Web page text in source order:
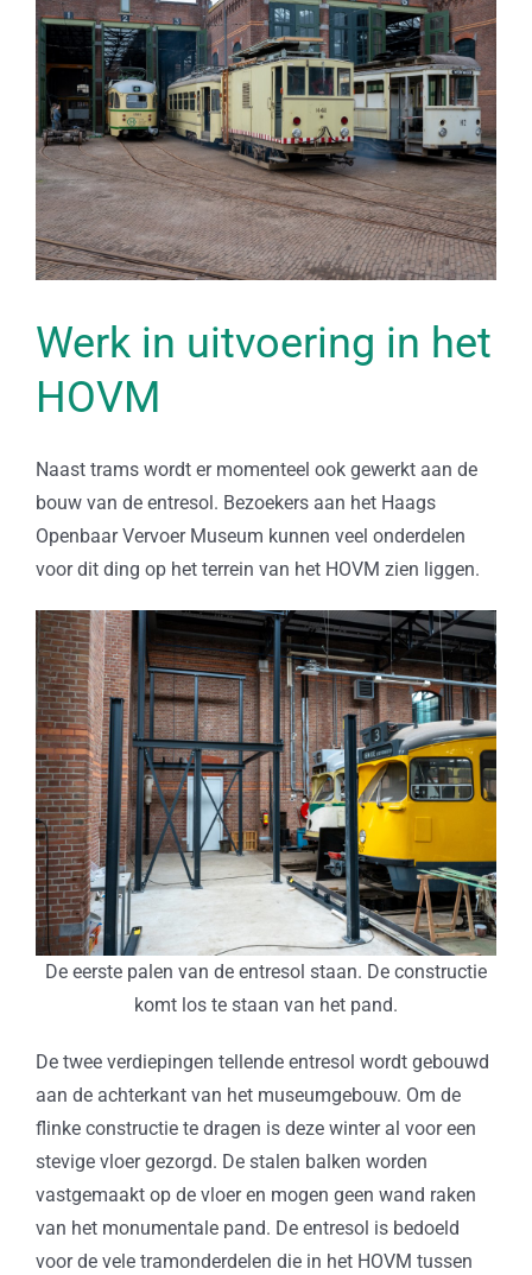
afbeelding
Werk in uitvoering in het
HOVM
Naast trams wordt er momenteel ook gewerkt aan de
bouw van de entresol. Bezoekers aan het Haags
Openbaar Vervoer Museum kunnen veel onderdelen
voor dit ding op het terrein van het HOVM zien liggen.
De eerste palen van de entresol staan. De constructie
komt los te staan van het pand.
De twee verdiepingen tellende entresol wordt gebouwd
aan de achterkant van het museumgebouw. Om de
flinke constructie te dragen is deze winter al voor een
stevige vloer gezorgd. De stalen balken worden
vastgemaakt op de vloer en mogen geen wand raken
van het monumentale pand. De entresol is bedoeld
voor de vele tramonderdelen die in het HOVM tussen